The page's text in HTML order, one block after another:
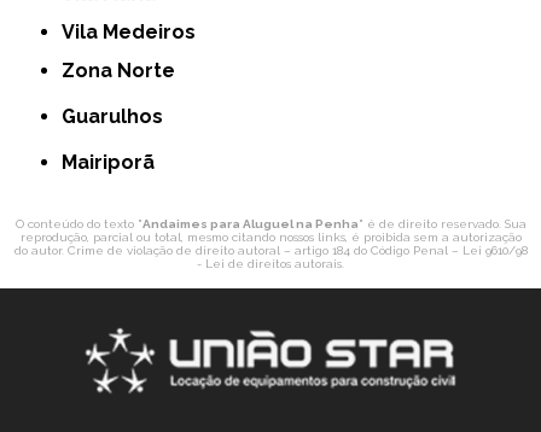
Vila Medeiros
Zona Norte
Guarulhos
Mairiporã
O conteúdo do texto "Andaimes para Aluguel na Penha" é de direito reservado. Sua
reprodução, parcial ou total, mesmo citando nossos links, é proibida sem a autorização
do autor. Crime de violação de direito autoral – artigo 184 do Código Penal – Lei 9610/98
- Lei de direitos autorais.